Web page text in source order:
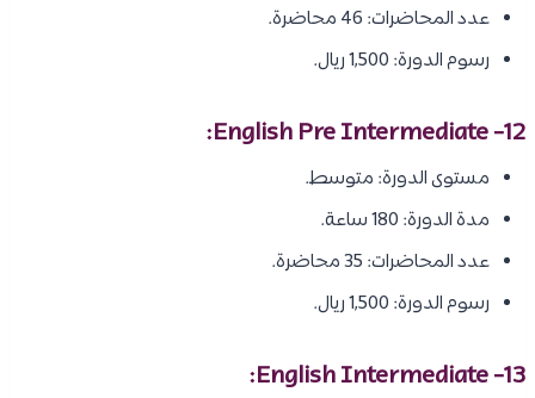
عدد المحاضرات: 46 محاضرة.
رسوم الدورة: 1,500 ريال.
12- English Pre Intermediate:
مستوى الدورة: متوسط.
مدة الدورة: 180 ساعة.
عدد المحاضرات: 35 محاضرة.
رسوم الدورة: 1,500 ريال.
13- English Intermediate: